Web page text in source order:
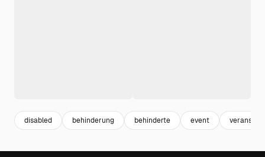
disabled behinderung behinderte event